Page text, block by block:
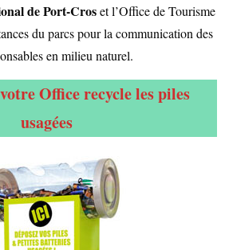
de Port-Croset l’Office de Tourisme
du parcs pour la communication des
en milieu naturel.
Office recycle les piles
usagées